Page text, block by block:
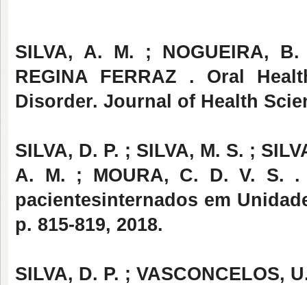
SILVA, A. M. ; NOGUEIRA,
REGINA FERRAZ . Oral
Disorder. Journal of Health
SILVA, D. P. ; SILVA, M. S. ;
A. M. ; MOURA, C. D. V. S.
pacientesinternados em
p. 815-819, 2018.
SILVA, D. P. ; VASCONCELOS,